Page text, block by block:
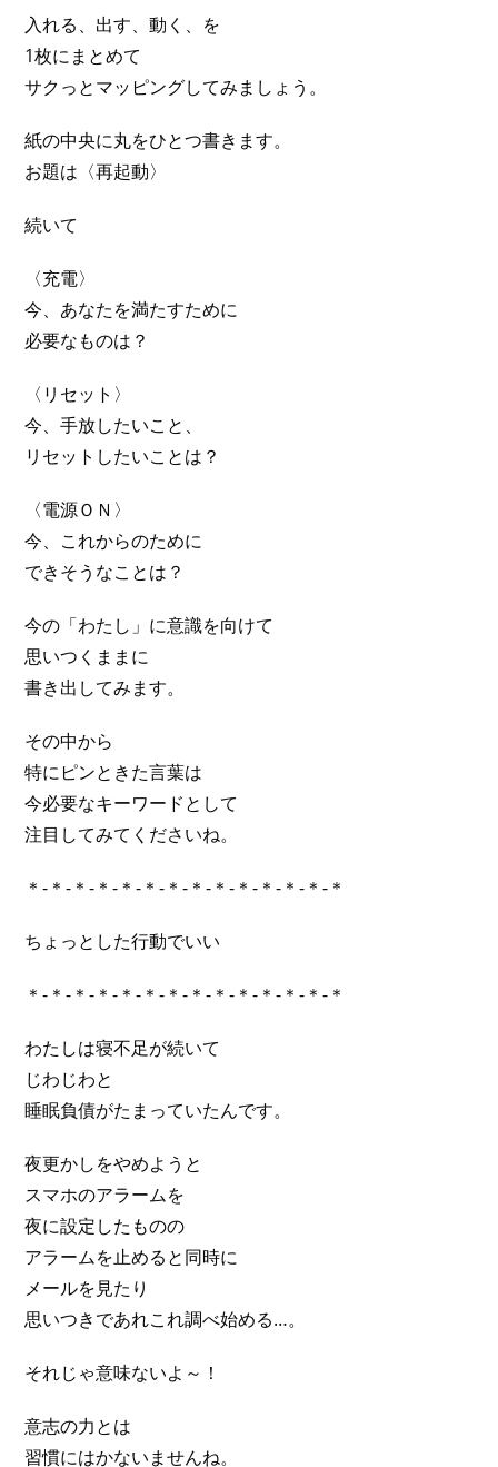
入れる、出す、動く、を
1枚にまとめて
サクっとマッピングしてみましょう。
紙の中央に丸をひとつ書きます。
お題は〈再起動〉
続いて
〈充電〉
今、あなたを満たすために
必要なものは？
〈リセット〉
今、手放したいこと、
リセットしたいことは？
〈電源ＯＮ〉
今、これからのために
できそうなことは？
今の「わたし」に意識を向けて
思いつくままに
書き出してみます。
その中から
特にピンときた言葉は
今必要なキーワードとして
注目してみてくださいね。
＊-＊-＊-＊-＊-＊-＊-＊-＊-＊-＊-＊-＊-＊
ちょっとした行動でいい
＊-＊-＊-＊-＊-＊-＊-＊-＊-＊-＊-＊-＊-＊
わたしは寝不足が続いて
じわじわと
睡眠負債がたまっていたんです。
夜更かしをやめようと
スマホのアラームを
夜に設定したものの
アラームを止めると同時に
メールを見たり
思いつきであれこれ調べ始める…。
それじゃ意味ないよ～！
意志の力とは
習慣にはかないませんね。